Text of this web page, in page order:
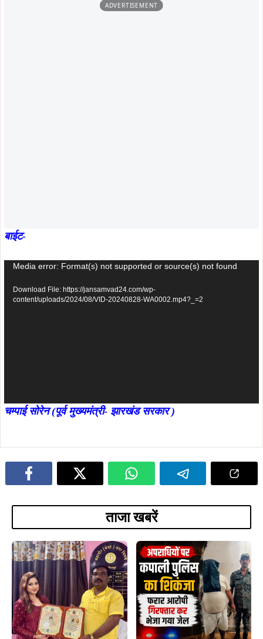
ADVERTISEMENT
बाईट-
Video
Media error: Format(s) not supported or source(s) not found
Download File: https://jansamvad24.com/wp-
content/uploads/2024/08/VID-20240828-WA0002.mp4?_=2
चम्पाई सोरेन (पूर्व मुख्यमंत्री- झारखंड सरकार )
ताजा खबरें